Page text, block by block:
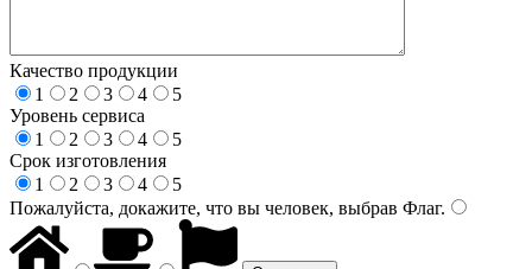
Качество продукции
1
2 3 4
5
Уровень сервиса
1
2 3 4
5
Срок изготовления
1
2 3 4
5
Пожалуйста, докажите, что вы человек, выбрав Флаг.